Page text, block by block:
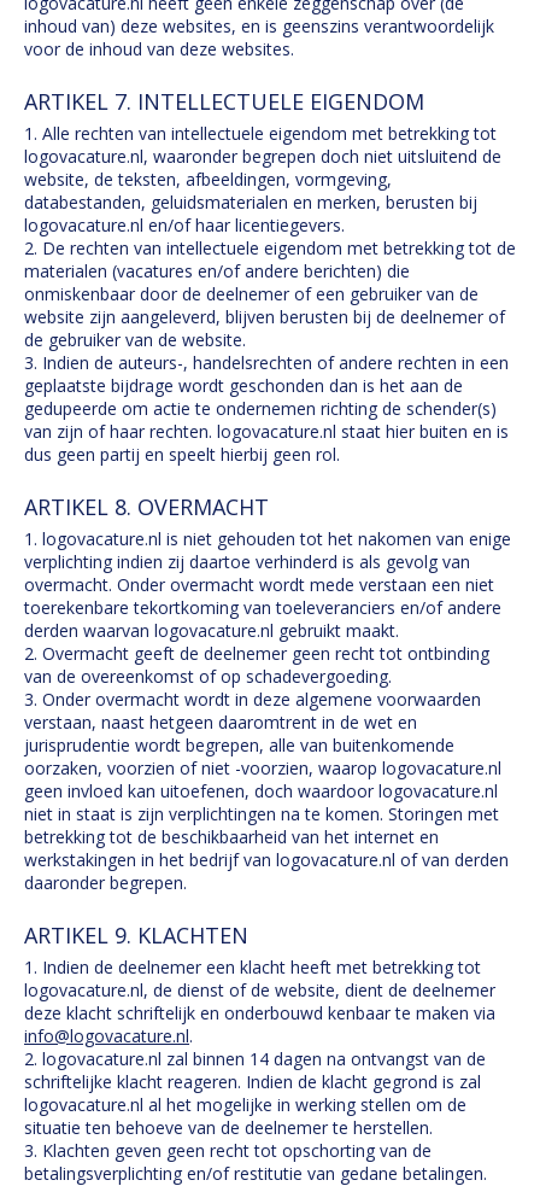
inhoud van) deze websites, en is geenszins verantwoordelijk
voor de inhoud van deze websites.
ARTIKEL 7. INTELLECTUELE EIGENDOM
1. Alle rechten van intellectuele eigendom met betrekking tot
logovacature.nl, waaronder begrepen doch niet uitsluitend de
website, de teksten, afbeeldingen, vormgeving,
databestanden, geluidsmaterialen en merken, berusten bij
logovacature.nl en/of haar licentiegevers.
2. De rechten van intellectuele eigendom met betrekking tot de
materialen (vacatures en/of andere berichten) die
onmiskenbaar door de deelnemer of een gebruiker van de
website zijn aangeleverd, blijven berusten bij de deelnemer of
de gebruiker van de website.
3. Indien de auteurs-, handelsrechten of andere rechten in een
geplaatste bijdrage wordt geschonden dan is het aan de
gedupeerde om actie te ondernemen richting de schender(s)
van zijn of haar rechten. logovacature.nl staat hier buiten en is
dus geen partij en speelt hierbij geen rol.
ARTIKEL 8. OVERMACHT
1. logovacature.nl is niet gehouden tot het nakomen van enige
verplichting indien zij daartoe verhinderd is als gevolg van
overmacht. Onder overmacht wordt mede verstaan een niet
toerekenbare tekortkoming van toeleveranciers en/of andere
derden waarvan logovacature.nl gebruikt maakt.
2. Overmacht geeft de deelnemer geen recht tot ontbinding
van de overeenkomst of op schadevergoeding.
3. Onder overmacht wordt in deze algemene voorwaarden
verstaan, naast hetgeen daaromtrent in de wet en
jurisprudentie wordt begrepen, alle van buitenkomende
oorzaken, voorzien of niet -voorzien, waarop logovacature.nl
geen invloed kan uitoefenen, doch waardoor logovacature.nl
niet in staat is zijn verplichtingen na te komen. Storingen met
betrekking tot de beschikbaarheid van het internet en
werkstakingen in het bedrijf van logovacature.nl of van derden
daaronder begrepen.
ARTIKEL 9. KLACHTEN
1. Indien de deelnemer een klacht heeft met betrekking tot
logovacature.nl, de dienst of de website, dient de deelnemer
deze klacht schriftelijk en onderbouwd kenbaar te maken via
info@logovacature.nl.
2. logovacature.nl zal binnen 14 dagen na ontvangst van de
schriftelijke klacht reageren. Indien de klacht gegrond is zal
logovacature.nl al het mogelijke in werking stellen om de
situatie ten behoeve van de deelnemer te herstellen.
3. Klachten geven geen recht tot opschorting van de
betalingsverplichting en/of restitutie van gedane betalingen.